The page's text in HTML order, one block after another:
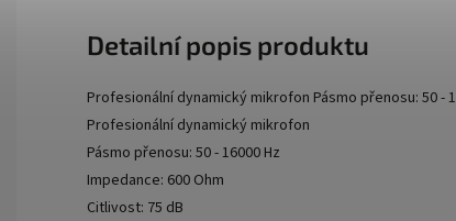
Detailní popis produktu
Profesionální dynamický mikrofon Pásmo přenosu: 50 -
Profesionální dynamický mikrofon
Pásmo přenosu: 50 - 16000 Hz
Impedance: 600 Ohm
Citlivost: 75 dB